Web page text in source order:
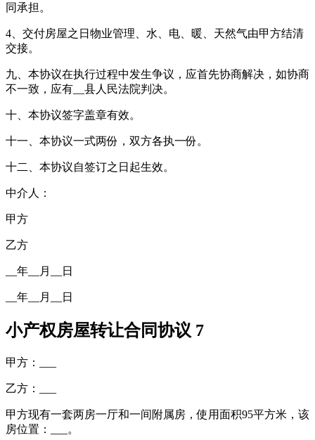
同承担。
4、交付房屋之日物业管理、水、电、暖、天然气由甲方结清
交接。
九、本协议在执行过程中发生争议，应首先协商解决，如协商
不一致，应有__县人民法院判决。
十、本协议签字盖章有效。
十一、本协议一式两份，双方各执一份。
十二、本协议自签订之日起生效。
中介人：
甲方
乙方
__年__月__日
__年__月__日
小产权房屋转让合同协议 7
甲方：___
乙方：___
甲方现有一套两房一厅和一间附属房，使用面积95平方米，该
房位置：___。